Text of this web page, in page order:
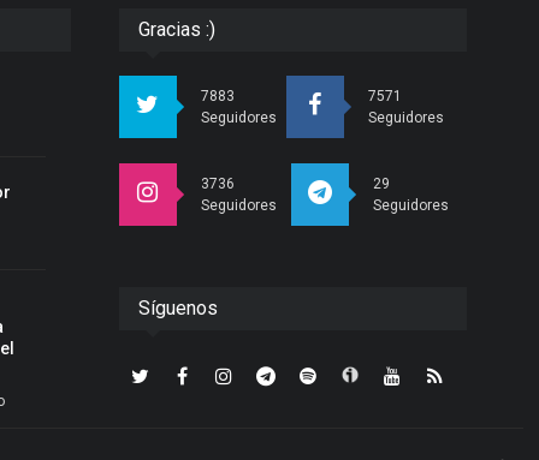
Gracias :)
7883
Seguidores
7571
Seguidores
3736
Seguidores
29
Seguidores
Síguenos